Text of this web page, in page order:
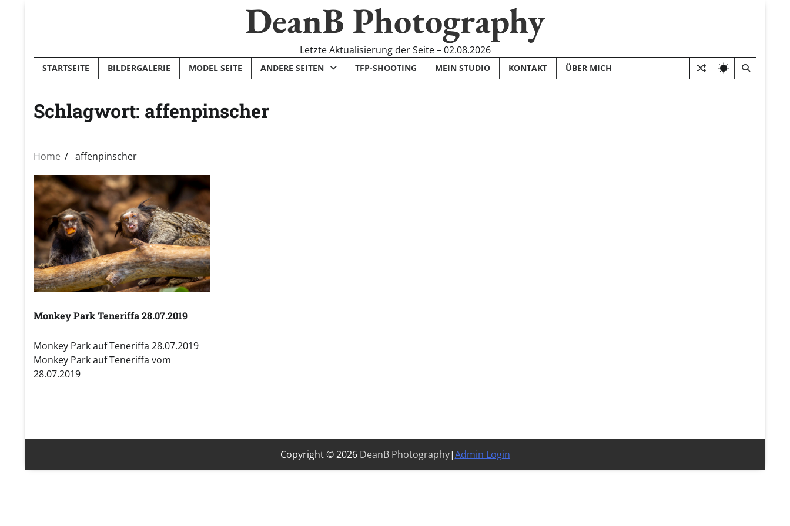
DeanB Photography
Letzte Aktualisierung der Seite – 02.08.2026
STARTSEITE BILDERGALERIE MODEL SEITE ANDERE SEITEN TFP-SHOOTING MEIN STUDIO KONTAKT ÜBER MICH
Schlagwort: affenpinscher
Home affenpinscher
Monkey Park Teneriffa 28.07.2019
Monkey Park auf Teneriffa 28.07.2019
Monkey Park auf Teneriffa vom
28.07.2019
Copyright © 2026 DeanB Photography|Admin Login